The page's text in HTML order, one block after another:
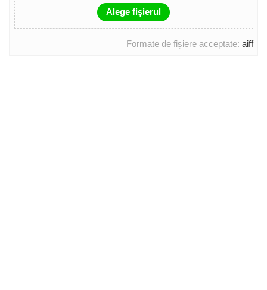
Alege fișierul
Formate de fișiere acceptate: aiff